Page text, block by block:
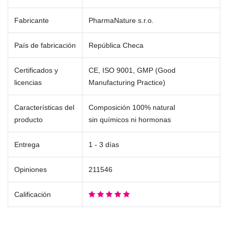
Fabricante PharmaNature s.r.o.
País de fabricación República Checa
Certificados y
licencias
CE, ISO 9001, GMP (Good
Manufacturing Practice)
Características del
producto
Composición 100% natural
sin químicos ni hormonas
Entrega 1 - 3 días
Opiniones 211546
Calificación